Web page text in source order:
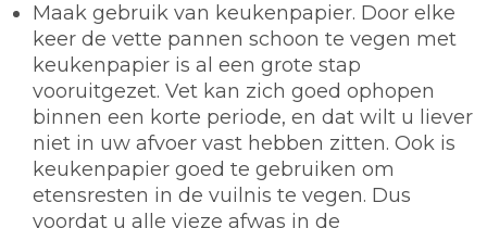
Maak gebruik van keukenpapier. Door elke
keer de vette pannen schoon te vegen met
keukenpapier is al een grote stap
vooruitgezet. Vet kan zich goed ophopen
binnen een korte periode, en dat wilt u liever
niet in uw afvoer vast hebben zitten. Ook is
keukenpapier goed te gebruiken om
etensresten in de vuilnis te vegen. Dus
voordat u alle vieze afwas in de